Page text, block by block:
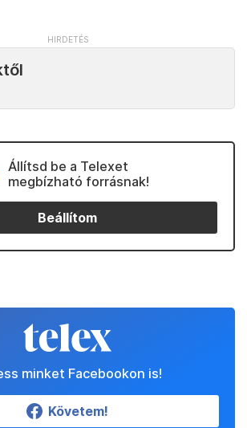
Állítsd be a Telexet
megbízható forrásnak!
Beállítom
minket Facebookon is!
Követem!